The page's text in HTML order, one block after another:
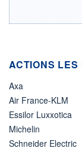
ACTIONS
Axa
Air France-KLM
Essilor Luxxotica
Michelin
Schneider Electric